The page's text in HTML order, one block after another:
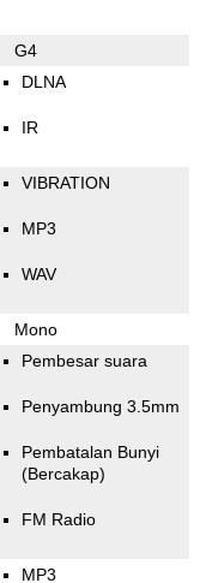
G4
DLNA
IR
VIBRATION
MP3
WAV
Mono
Pembesar suara
Penyambung 3.5mm
Pembatalan Bunyi
(Bercakap)
FM Radio
MP3